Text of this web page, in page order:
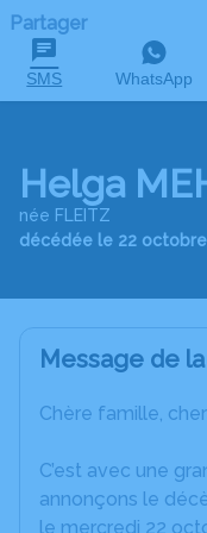
Partager
SMS WhatsApp
Helga
née FLEITZ
décédée le 22
Message de
Chère famille,
C’est avec une
annonçons le
le mercredi 22